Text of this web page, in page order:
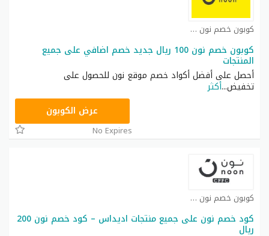
كوبون خصم نون مصر كوبون
كوبون خصم نون 100 ريال جديد خصم اضافي على جميع
المنتجات
أحصل على أفضل أكواد خصم موقع نون للحصول على
تخفيض...أكثر
RRF24عرض الكوبون
No Expires
كوبون خصم نون كوبون
كود خصم نون على جميع منتجات اديداس – كود خصم نون 200
ريال